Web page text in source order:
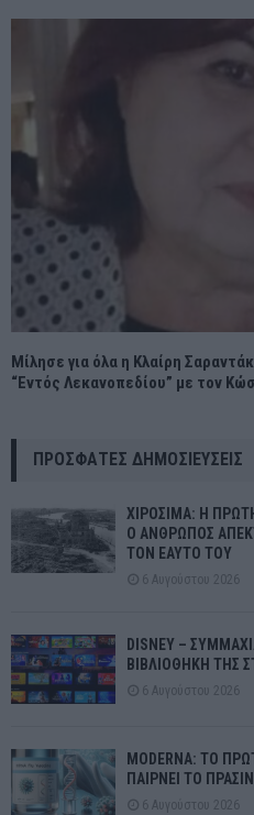
Μίλησε για όλα η Κλαίρη
“Εντός Λεκανοπεδίου” με τον
ΠΡΌΣΦΑΤΕΣ ΔΗΜΟΣΙΕΎΣΕΙΣ
ΧΙΡΟΣΙΜΑ: Η
Ο ΑΝΘΡΩΠΟΣ
ΤΟΝ ΕΑΥΤΟ ΤΟΥ
6 Αυγούστου 2026
DISNEY –
ΒΙΒΛΙΟΘΗΚΗ ΤΗΣ
6 Αυγούστου 2026
MODERNA: ΤΟ
ΠΑΙΡΝΕΙ ΤΟ
6 Αυγούστου 2026